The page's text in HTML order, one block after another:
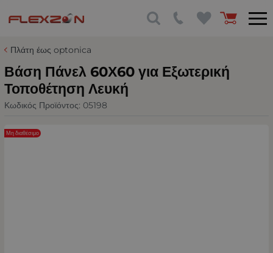
Πλάτη έως optonica
Βάση Πάνελ 60Χ60 για Εξωτερική
Τοποθέτηση Λευκή
Κωδικός Προϊόντος: 05198
Μη διαθέσιμο